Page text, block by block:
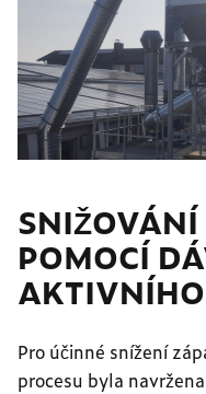
POMOCÍ
Pro účinné snížení
procesu byla